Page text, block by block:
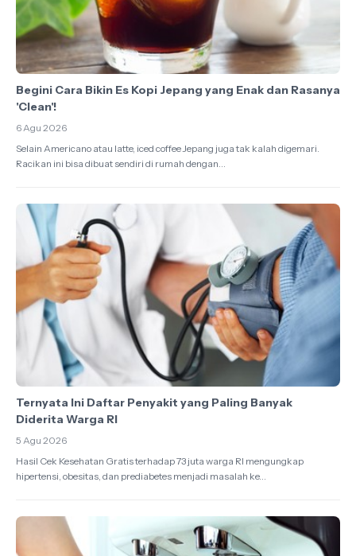
Begini Cara Bikin Es Kopi Jepang yang Enak dan Rasanya
'Clean'!
6 Agu 2026
Selain Americano atau latte, iced coffee Jepang juga tak kalah digemari.
Racikan ini bisa dibuat sendiri di rumah dengan...
Ternyata Ini Daftar Penyakit yang Paling Banyak
Diderita Warga RI
5 Agu 2026
Hasil Cek Kesehatan Gratis terhadap 73 juta warga RI mengungkap
hipertensi, obesitas, dan prediabetes menjadi masalah ke...